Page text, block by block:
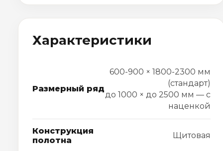
Характеристики
Размерный ряд
600-900 × 1800-2300 мм
(стандарт)
до 1000 × до 2500 мм — с
наценкой
Конструкция
полотна
Щитовая